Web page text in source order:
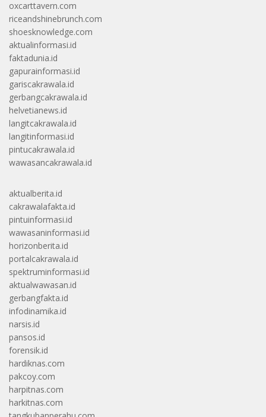
faktadunia.id
gapurainformasi.id
gariscakrawala.id
gerbangcakrawala.id
helvetianews.id
langitcakrawala.id
langitinformasi.id
pintucakrawala.id
wawasancakrawala.id
aktualberita.id
cakrawalafakta.id
pintuinformasi.id
horizonberita.id
portalcakrawala.id
spektruminformasi.id
aktualwawasan.id
gerbangfakta.id
infodinamika.id
narsis.id
pansos.id
forensik.id
hardiknas.com
pakcoy.com
harpitnas.com
harkitnas.com
tangkubanperahu.com
sibolangit.com
siguragura.com
simanindo.com